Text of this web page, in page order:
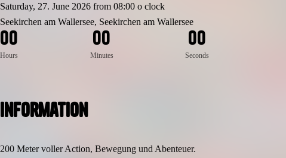
Saturday, 27. June 2026 from 08:00 o clock
Seekirchen am Wallersee, Seekirchen am Wallersee
00
Hours
00
Minutes
00
Seconds
Information
200 Meter voller Action, Bewegung und Abenteuer.